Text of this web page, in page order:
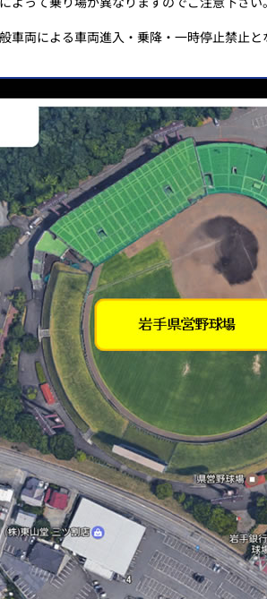
車両による車両進入・乗降・一時停止禁止